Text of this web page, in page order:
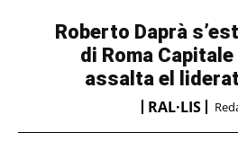
Roberto Daprà
di Roma
assalta el
RAL·LIS